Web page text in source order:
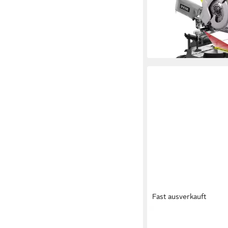
ohne Akku,
ab 319,90 €
lieferbar - in 2-3
Fast ausverkauft